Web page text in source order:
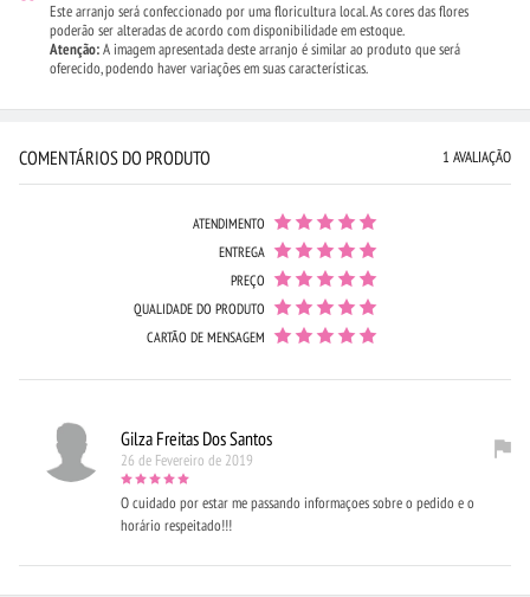
Este arranjo será confeccionado por uma floricultura local. As cores das flores
poderão ser alteradas de acordo com disponibilidade em estoque.
Atenção:A imagem apresentada deste arranjo é similar ao produto que será
oferecido, podendo haver variações em suas características.
COMENTÁRIOS DO PRODUTO 1 AVALIAÇÃO
ATENDIMENTO
ENTREGA
PREÇO
QUALIDADE DO PRODUTO
CARTÃO DE MENSAGEM
Gilza Freitas Dos Santos
26 de Fevereiro de 2019
O cuidado por estar me passando informaçoes sobre o pedido e o
horário respeitado!!!